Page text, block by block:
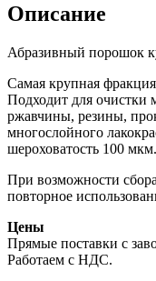
Описание
Абразивный порошок
Самая крупная
Подходит для очистки
ржавчины, резины,
многослойного
шероховатость 100 мкм.
При возможности
повторное
Цены
Прямые поставки с
Работаем с НДС.